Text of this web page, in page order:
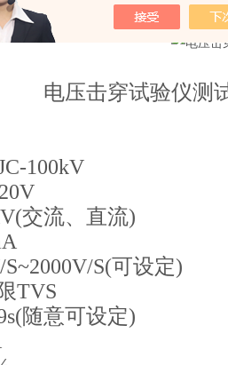
电压击穿试验仪测
100kV
交流、直流)
S(可设定)
TVS
随意可设定)